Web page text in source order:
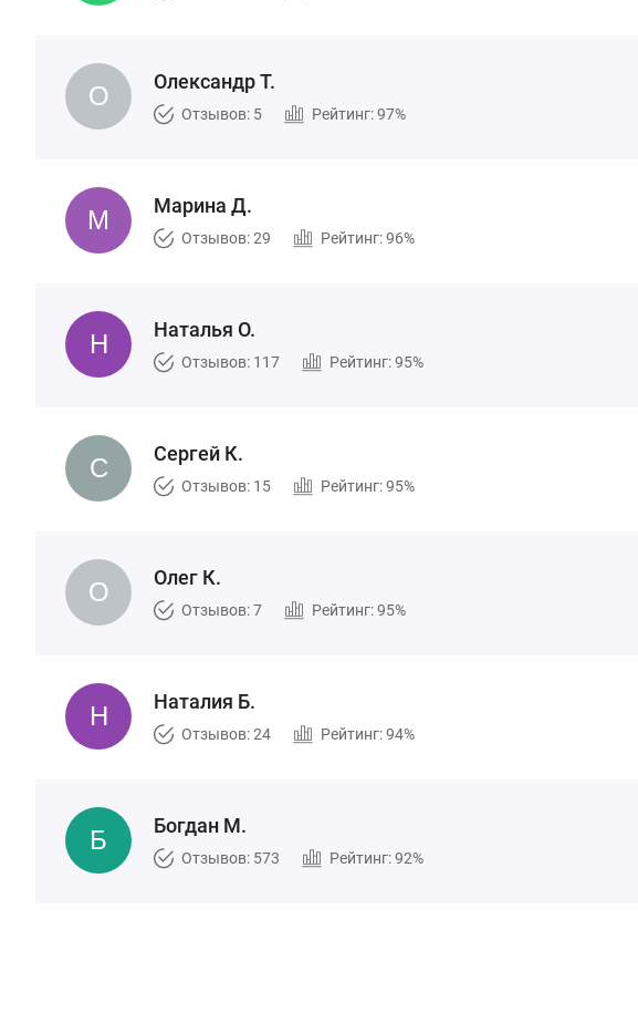
Олександр Т.
Отзывов: 5 Рейтинг: 97%
Марина Д.
Отзывов: 29 Рейтинг: 96%
Наталья О.
Отзывов: 117 Рейтинг: 95%
Сергей К.
Отзывов: 15 Рейтинг: 95%
Олег К.
Отзывов: 7 Рейтинг: 95%
Наталия Б.
Отзывов: 24 Рейтинг: 94%
Богдан М.
Отзывов: 573 Рейтинг: 92%